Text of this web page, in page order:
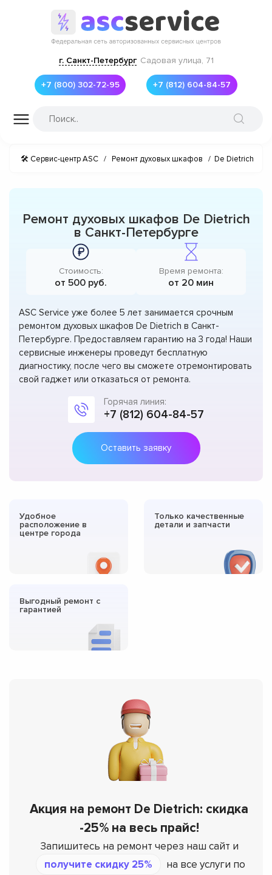
г. Санкт-Петербург Садовая улица, 71
+7 (800) 302-72-95 +7 (812) 604-84-57
🛠 Сервис-центр ASC / Ремонт духовых шкафов / De Dietrich
Ремонт духовых шкафов De Dietrich
в Санкт-Петербурге
Стоимость:
от 500 руб.
Время ремонта:
от 20 мин
ASC Service уже более 5 лет занимается срочным
ремонтом духовых шкафов De Dietrich в Санкт-
Петербурге. Предоставляем гарантию на 3 года! Наши
сервисные инженеры проведут бесплатную
диагностику, после чего вы сможете отремонтировать
свой гаджет или отказаться от ремонта.
Горячая линия:
+7 (812) 604-84-57
Оставить заявку
Удобное
расположение в
центре города
Только качественные
детали и запчасти
Выгодный ремонт с
гарантией
Акция на ремонт De Dietrich: скидка
-25% на весь прайс!
Запишитесь на ремонт через наш сайт и
получите скидку 25%
на все услуги по